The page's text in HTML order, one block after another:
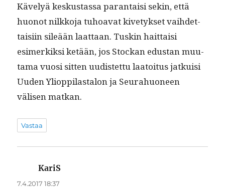
Käve­lyä keskus­tas­sa paran­taisi sekin, että
huonot nilkko­ja tuhoa­vat kivetyk­set vai­hdet­
taisi­in sileään laat­taan. Tuskin hait­taisi
esimerkik­si ketään, jos Stock­an edus­tan muu­
ta­ma vuosi sit­ten uud­is­tet­tu laa­toi­tus jatkuisi
Uuden Yliop­pi­lastalon ja Seu­rahuoneen
välisen matkan.
Vastaa
KariS
7.4.2017 18:37